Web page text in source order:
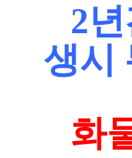
2
생시
화